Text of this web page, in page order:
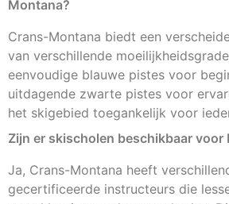
Montana?
Crans-Montana biedt een
van verschillende
eenvoudige blauwe pistes voor
uitdagende zwarte pistes voor
het skigebied toegankelijk voor
Zijn er skischolen beschikbaar voor
Ja, Crans-Montana heeft
gecertificeerde instructeurs die